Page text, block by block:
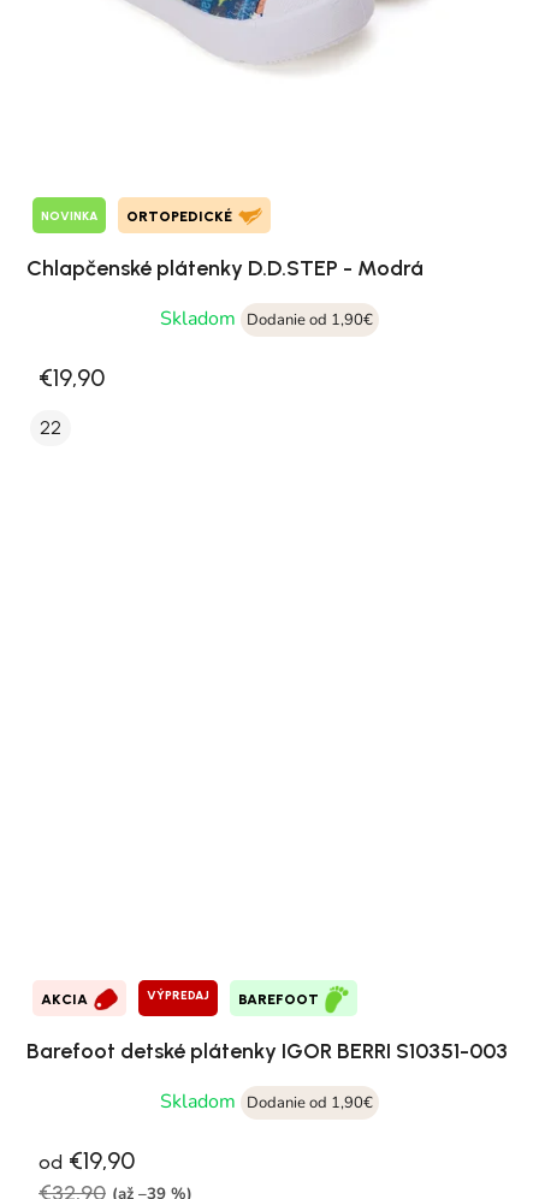
NOVINKA ORTOPEDICKÉ
Chlapčenské plátenky D.D.STEP - Modrá
Skladom
Dodanie od 1,90€
€19,90
22
AKCIA VÝPREDAJ BAREFOOT
Barefoot detské plátenky IGOR BERRI S10351-003
Skladom
Dodanie od 1,90€
od €19,90
€32,90 (až –39 %)